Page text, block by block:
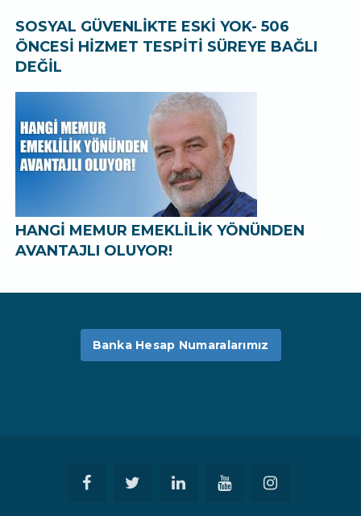
SOSYAL GÜVENLİKTE ESKİ YOK- 506
ÖNCESİ HİZMET TESPİTİ SÜREYE BAĞLI
DEĞİL
HANGİ MEMUR EMEKLİLİK YÖNÜNDEN
AVANTAJLI OLUYOR!
Banka Hesap Numaralarımız